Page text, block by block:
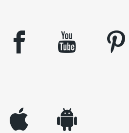
facebook youtube pinterest
appleinc android